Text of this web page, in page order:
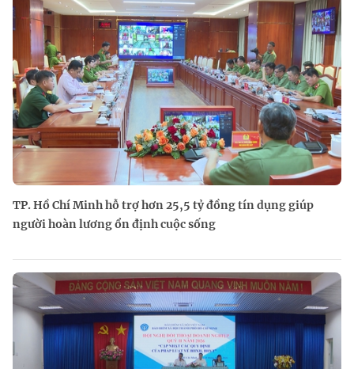
TP. Hồ Chí Minh hỗ trợ hơn 25,5 tỷ đồng tín dụng giúp
người hoàn lương ổn định cuộc sống